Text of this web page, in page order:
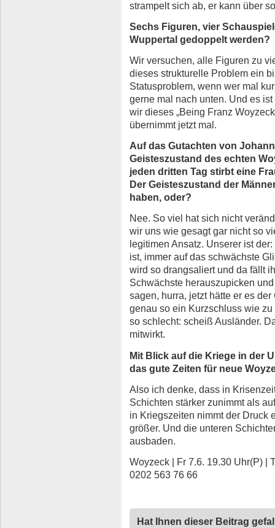
strampelt sich ab, er kann über
Sechs Figuren, vier
Wuppertal gedoppelt werden?
Wir versuchen, alle Figuren zu
dieses strukturelle Problem ein
Statusproblem, wenn wer mal
gerne mal nach unten. Und es
wir dieses „Being Franz
übernimmt jetzt mal.
Auf das Gutachten von
Geisteszustand des echten
jeden dritten Tag stirbt eine
Der Geisteszustand der
haben, oder?
Nee. So viel hat sich nicht
wir uns wie gesagt gar nicht so
legitimen Ansatz. Unserer ist
ist, immer auf das schwächste
wird so drangsaliert und da fällt
Schwächste herauszupicken
sagen, hurra, jetzt hätte er es
genau so ein Kurzschluss wie
so schlecht: scheiß Ausländer.
mitwirkt.
Mit Blick auf die Kriege in der
das gute Zeiten für neue
Also ich denke, dass in
Schichten stärker zunimmt als
in Kriegszeiten nimmt der Druck
größer. Und die unteren
ausbaden.
Woyzeck | Fr 7.6. 19.30 Uhr(P) |
0202 563 76 66
Hat Ihnen dieser Beitrag